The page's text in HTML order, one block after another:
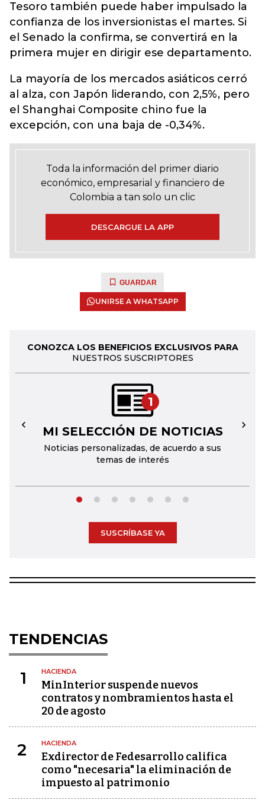
Tesoro también puede haber impulsado la
confianza de los inversionistas el martes. Si
el Senado la confirma, se convertirá en la
primera mujer en dirigir ese departamento.
La mayoría de los mercados asiáticos cerró
al alza, con Japón liderando, con 2,5%, pero
el Shanghai Composite chino fue la
excepción, con una baja de -0,34%.
Toda la información del primer diario
económico, empresarial y financiero de
Colombia a tan solo un clic
DESCARGUE LA APP
GUARDAR
UNIRSE A WHATSAPP
CONOZCA LOS BENEFICIOS EXCLUSIVOS PARA
NUESTROS SUSCRIPTORES
1
MI SELECCIÓN DE NOTICIAS
Noticias personalizadas, de acuerdo a sus
temas de interés
← →
SUSCRÍBASE YA
TENDENCIAS
1 HACIENDA
MinInterior suspende nuevos
contratos y nombramientos hasta el
20 de agosto
2 HACIENDA
Exdirector de Fedesarrollo califica
como "necesaria" la eliminación de
impuesto al patrimonio